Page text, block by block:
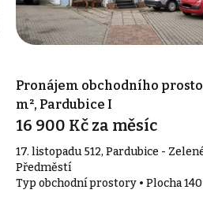
Pronájem obchodního
m², Pardubice I
16 900 Kč za měsíc
17. listopadu 512, Pardubice -
Předměstí
Typ obchodní prostory • Plocha 140